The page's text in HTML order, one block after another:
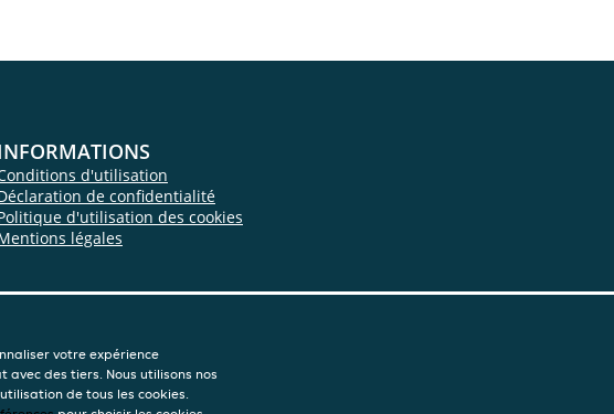
d'utilisation
de confidentialité
d'utilisation des cookies
légales
votre expérience
des tiers. Nous utilisons nos
de tous les cookies.